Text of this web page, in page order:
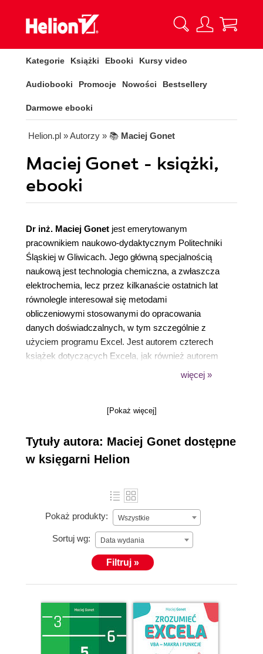
Kategorie Książki Ebooki Kursy video
Audiobooki Promocje Nowości Bestsellery
Darmowe ebooki
Helion.pl » Autorzy » 📚 Maciej Gonet
Maciej Gonet - książki,
ebooki
Dr inż. Maciej Gonet jest emerytowanym
pracownikiem naukowo-dydaktycznym Politechniki
Śląskiej w Gliwicach. Jego główną specjalnością
naukową jest technologia chemiczna, a zwłaszcza
elektrochemia, lecz przez kilkanaście ostatnich lat
równolegle interesował się metodami
obliczeniowymi stosowanymi do opracowania
danych doświadczalnych, w tym szczególnie z
użyciem programu Excel. Jest autorem czterech
książek dotyczących Excela, jak również autorem
lub współautorem kilkudziesięciu innych publikacji
więcej »
[Pokaż więcej]
Tytuły autora: Maciej Gonet dostępne
w księgarni Helion
Pokaż produkty: Wszystkie
Sortuj wg: Data wydania
Filtruj »